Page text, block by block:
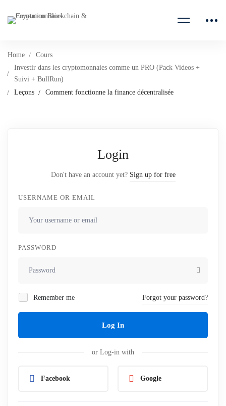
Home
Cours
Investir dans les cryptomonnaies comme un PRO (Pack Videos +
Suivi + BullRun)
Leçons
Comment fonctionne la finance décentralisée
Login
Don't have an account yet? Sign up for free
USERNAME OR EMAIL
PASSWORD
Remember me Forgot your password?
Log In
or Log-in with
Facebook Google